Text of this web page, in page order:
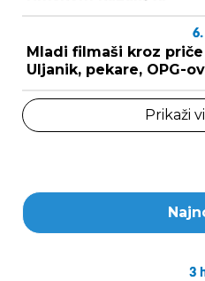
6.
Mladi filmaši kroz
Uljanik, pekare, OPG-
Prikaži
3